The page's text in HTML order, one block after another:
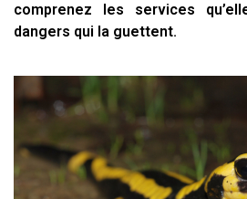
comprenez les services
dangers qui la guettent.